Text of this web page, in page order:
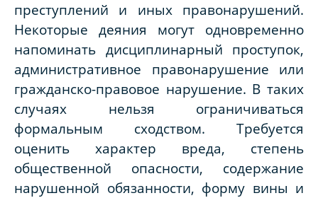
преступлений и иных правонарушений.
Некоторые деяния могут одновременно
напоминать дисциплинарный проступок,
административное правонарушение или
гражданско-правовое нарушение. В таких
случаях нельзя ограничиваться
формальным сходством. Требуется
оценить характер вреда, степень
общественной опасности, содержание
нарушенной обязанности, форму вины и